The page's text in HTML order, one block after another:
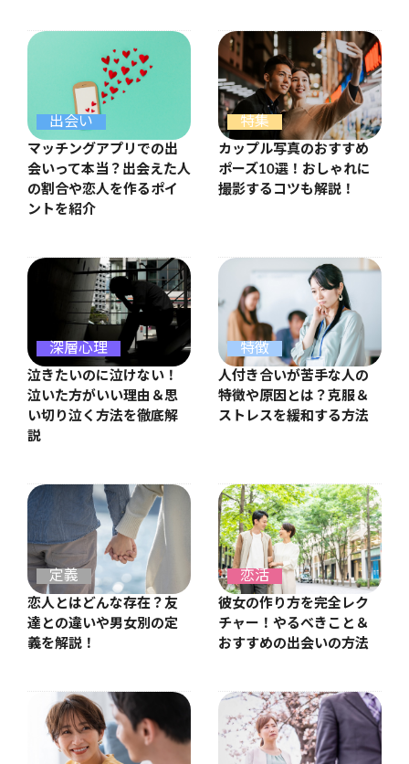
出会い
マッチングアプリでの出
会いって本当？出会えた人
の割合や恋人を作るポイ
ントを紹介
特集
カップル写真のおすすめ
ポーズ10選！おしゃれに
撮影するコツも解説！
深層心理
泣きたいのに泣けない！
泣いた方がいい理由＆思
い切り泣く方法を徹底解
説
特徴
人付き合いが苦手な人の
特徴や原因とは？克服＆
ストレスを緩和する方法
定義
恋人とはどんな存在？友
達との違いや男女別の定
義を解説！
恋活
彼女の作り方を完全レク
チャー！やるべきこと＆
おすすめの出会いの方法